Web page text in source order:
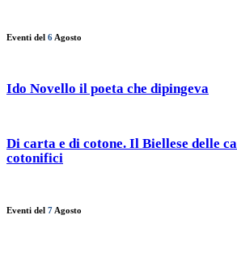
Eventi del 6 Agosto
Ido Novello il poeta che dipingeva
Di carta e di cotone. Il Biellese delle
cotonifici
Eventi del 7 Agosto